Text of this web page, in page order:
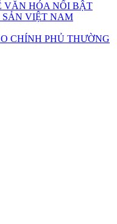
VĂN HÓA NỔI BẬT
VIỆT NAM
CHÍNH PHỦ THƯỜNG